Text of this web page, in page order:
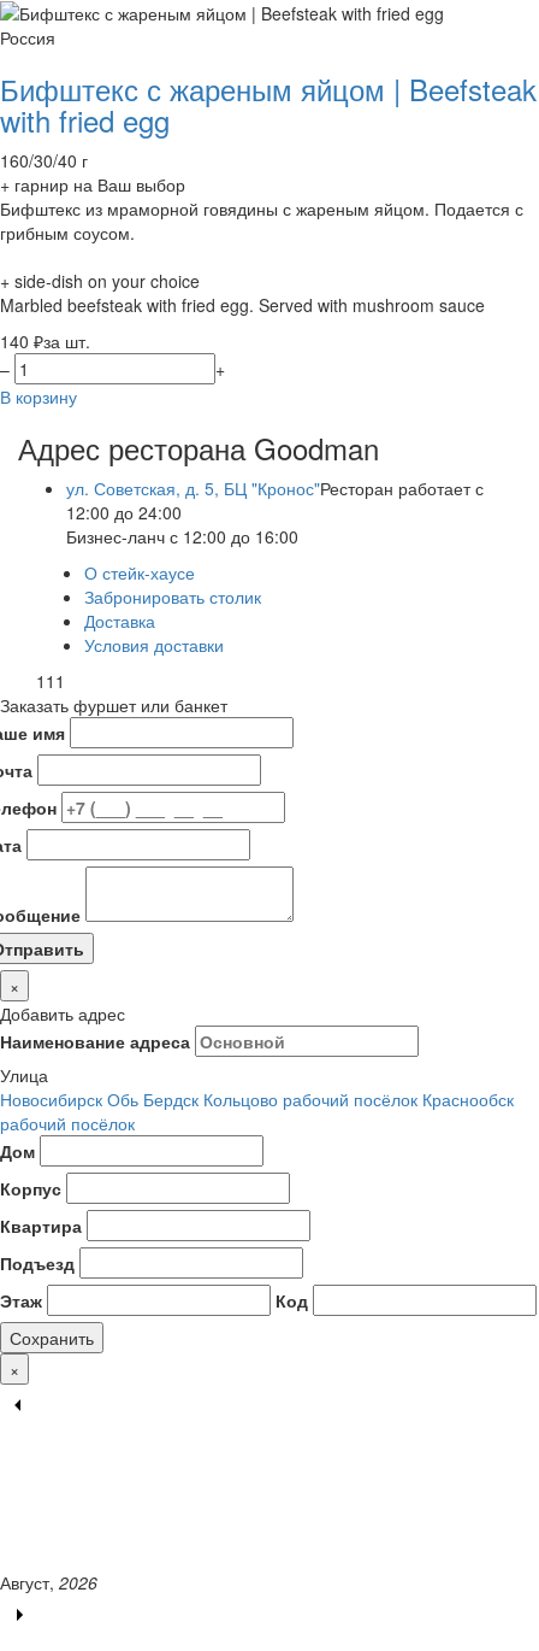
Россия
Бифштекс с жареным яйцом | Beefsteak
with fried egg
160/30/40 г
+ гарнир на Ваш выбор
Бифштекс из мраморной говядины с жареным яйцом. Подается с
грибным соусом.
+ side-dish on your choice
Marbled beefsteak with fried egg. Served with mushroom sauce
140 ₽за шт.
–
+
В корзину
Адрес ресторана Goodman
ул. Советская, д. 5, БЦ "Кронос"Ресторан работает с
12:00 до 24:00
Бизнес-ланч с 12:00 до 16:00
О стейк-хаусе
Забронировать столик
Доставка
Условия доставки
111
Заказать фуршет или банкет
имя
×
Добавить адрес
Наименование адреса
Улица
Новосибирск Обь Бердск Кольцово рабочий посёлок Краснообск
рабочий посёлок
Дом
Корпус
Квартира
Подъезд
Этаж
Код
Сохранить
×
Август, 2026